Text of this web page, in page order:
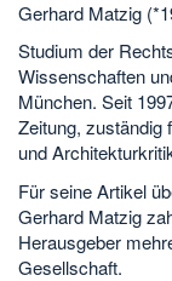
Gerhard Matzig
Studium der
Wissenschaften
München. Seit
Zeitung, zuständig
und
Für seine Artikel
Gerhard Matzig
Herausgeber
Gesellschaft.